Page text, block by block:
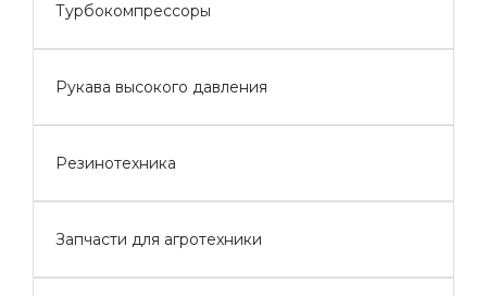
Турбокомпрессоры
Рукава высокого давления
Резинотехника
Запчасти для агротехники